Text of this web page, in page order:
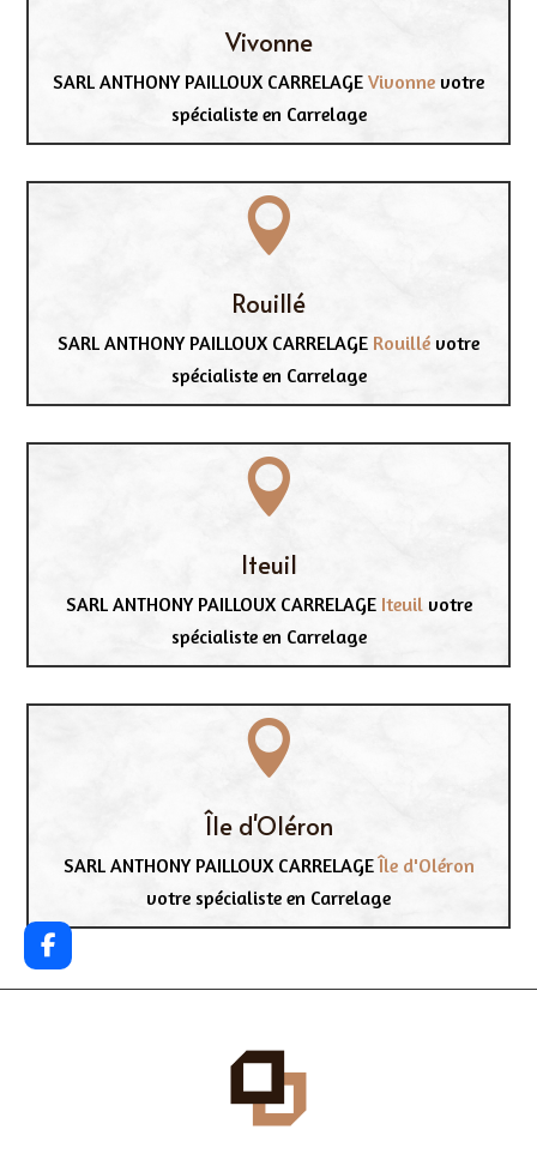
Vivonne
SARL ANTHONY PAILLOUX CARRELAGE Vivonne votre
spécialiste en Carrelage

Rouillé
SARL ANTHONY PAILLOUX CARRELAGE Rouillé votre
spécialiste en Carrelage

Iteuil
SARL ANTHONY PAILLOUX CARRELAGE Iteuilvotre
spécialiste en Carrelage

Île d'Oléron
SARL ANTHONY PAILLOUX CARRELAGEÎle d'Oléron
votre spécialiste en Carrelage